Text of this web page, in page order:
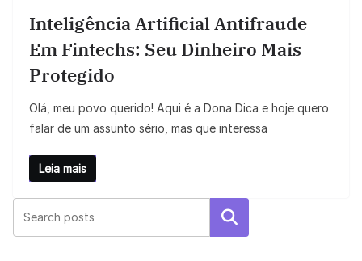
Inteligência Artificial Antifraude
Em Fintechs: Seu Dinheiro Mais
Protegido
Olá, meu povo querido! Aqui é a Dona Dica e hoje quero
falar de um assunto sério, mas que interessa
Leia mais
Pesquisar